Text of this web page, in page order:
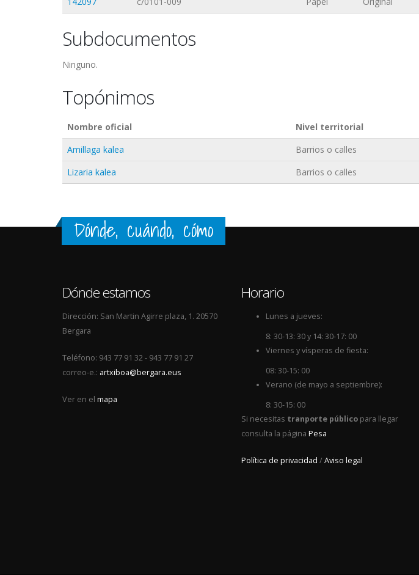
Subdocumentos
Ninguno.
Topónimos
Nombre oficial Nivel territorial
Amillaga kalea
Barrios o calles
Lizaria kalea
Barrios o calles
Dónde, cuándo, cómo
Dónde estamos
Dirección: San Martin Agirre plaza, 1. 20570
Bergara
Teléfono: 943 77 91 32 - 943 77 91 27
correo-e.: artxiboa@bergara.eus
Ver en el mapa
Horario
Lunes a jueves:
8: 30-13: 30 y 14: 30-17: 00
Viernes y vísperas de fiesta:
08: 30-15: 00
Verano (de mayo a septiembre):
8: 30-15: 00
Si necesitas tranporte públicopara llegar
consulta la página Pesa
Política de privacidad /Aviso legal